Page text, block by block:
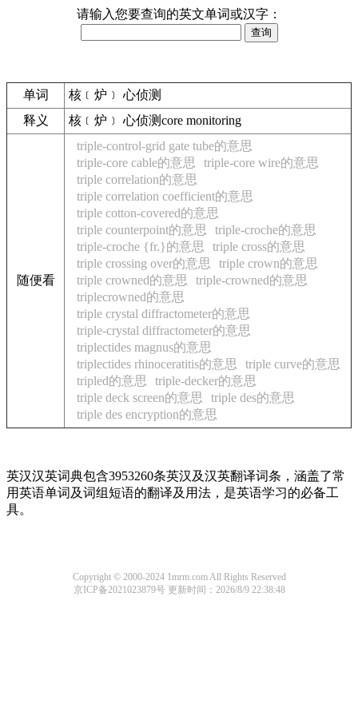
请输入您要查询的英文单词或汉字：
单词
核﹝炉﹞ 心侦测
释义
核﹝炉﹞ 心侦测core monitoring
随便看
triple-control-grid gate tube的意思
triple-core cable的意思
triple-core wire的意思
triple correlation的意思
triple correlation coefficient的意思
triple cotton-covered的意思
triple counterpoint的意思
triple-croche的意思
triple-croche {fr.}的意思
triple cross的意思
triple crossing over的意思
triple crown的意思
triple crowned的意思
triple-crowned的意思
triplecrowned的意思
triple crystal diffractometer的意思
triple-crystal diffractometer的意思
triplectides magnus的意思
triplectides rhinoceratitis的意思
triple curve的意思
tripled的意思
triple-decker的意思
triple deck screen的意思
triple des的意思
triple des encryption的意思
英汉汉英词典包含3953260条英汉及汉英翻译词条，涵盖了常
用英语单词及词组短语的翻译及用法，是英语学习的必备工
具。
Copyright © 2000-2024 1mrm.com All Rights Reserved
京ICP备2021023879号 更新时间：2026/8/9 22:38:48